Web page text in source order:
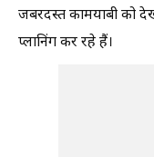
जबरदस्त कामयाबी को
प्लानिंग कर रहे हैं।